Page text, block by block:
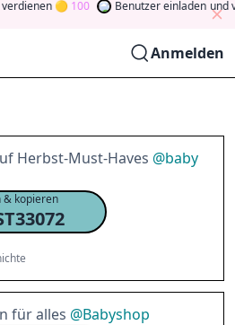
100 Benutzer einladen und
Anmelden
Herbst-Must-Haves @baby
& kopieren
für alles @Babyshop